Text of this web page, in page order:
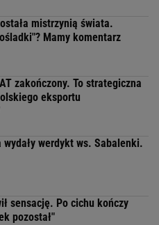
mistrzynią świata.
Mamy komentarz
zakończony. To strategiczna
eksportu
werdykt ws. Sabalenki.
sensację. Po cichu kończy
pozostał"